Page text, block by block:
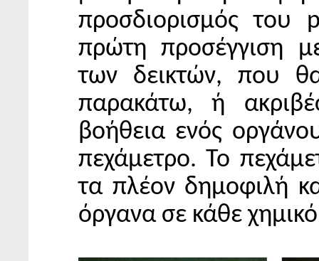
προσδιορισμός του
πρώτη προσέγγιση
των δεικτών, που
παρακάτω, ή
βοήθεια ενός
πεχάμετρο. Το
τα πλέον δημοφιλή
όργανα σε κάθε